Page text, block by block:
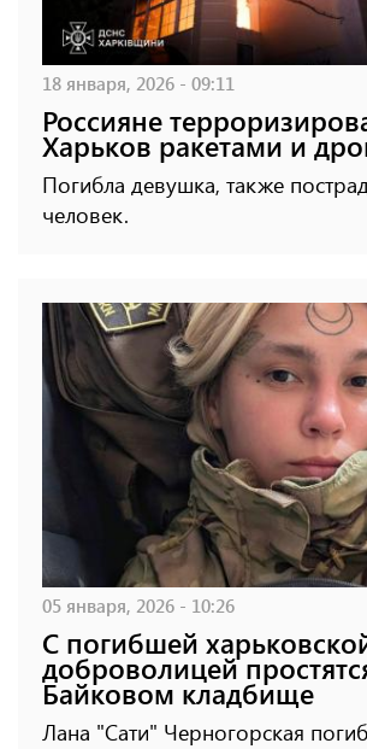
18 января, 2026 - 09:11
Россияне
Харьков ракетами и
Погибла девушка, также
человек.
05 января, 2026 - 10:26
С погибшей
доброволицей
Байковом кладбище
Лана "Сати" Черногорская